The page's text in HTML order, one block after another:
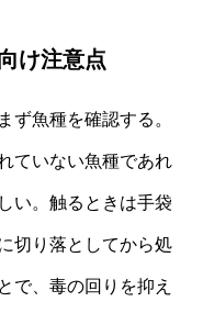
け注意点
ず魚種を確認する。
ていない魚種であれ
い。触るときは手袋
切り落としてから処
で、毒の回りを抑え